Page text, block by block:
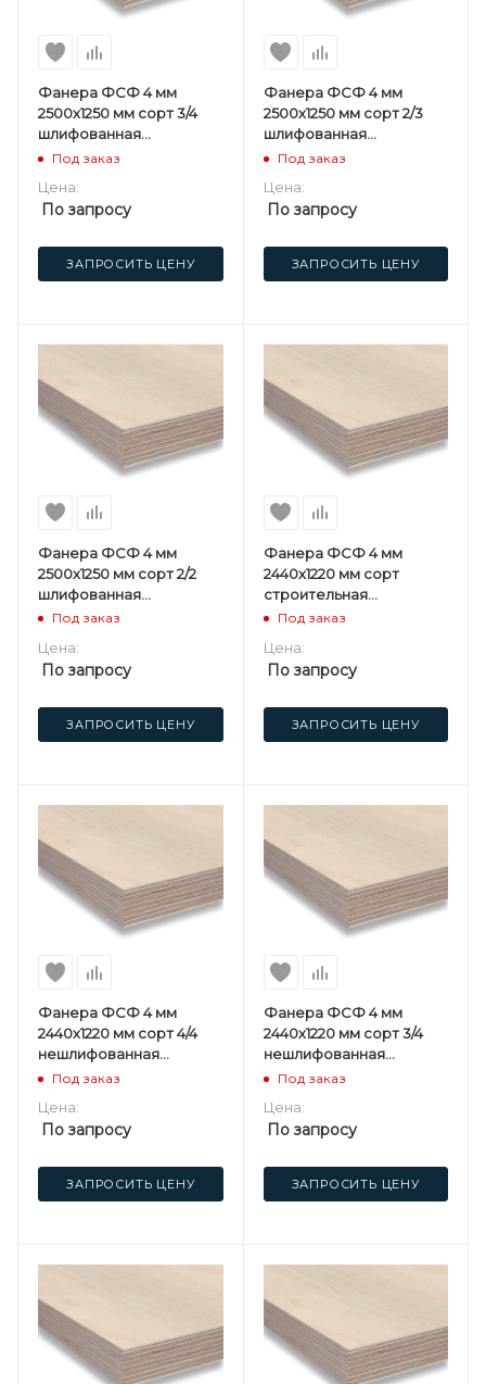
Фанера ФСФ 4 мм
2500х1250 мм сорт 3/4
шлифованная
березовая
Под заказ
Цена:
По запросу
ЗАПРОСИТЬ ЦЕНУ
Фанера ФСФ 4 мм
2500х1250 мм сорт 2/3
шлифованная
березовая
Под заказ
Цена:
По запросу
ЗАПРОСИТЬ ЦЕНУ
Фанера ФСФ 4 мм
2500х1250 мм сорт 2/2
шлифованная
березовая
Под заказ
Цена:
По запросу
ЗАПРОСИТЬ ЦЕНУ
Фанера ФСФ 4 мм
2440х1220 мм сорт
строительная
нешлифованная
Под заказ
Цена:
По запросу
ЗАПРОСИТЬ ЦЕНУ
Фанера ФСФ 4 мм
2440х1220 мм сорт 4/4
нешлифованная
березовая
Под заказ
Цена:
По запросу
ЗАПРОСИТЬ ЦЕНУ
Фанера ФСФ 4 мм
2440х1220 мм сорт 3/4
нешлифованная
березовая
Под заказ
Цена:
По запросу
ЗАПРОСИТЬ ЦЕНУ